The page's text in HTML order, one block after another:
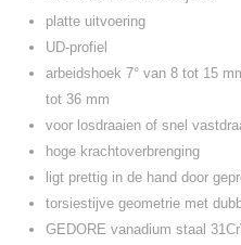
0,16 Kg
Afmetingen (l,b,h)
22 x 3,50 x 1 cm
platte uitvoering
UD-profiel
arbeidshoek 7° van 8 tot 15
tot 36 mm
voor losdraaien of snel
hoge krachtoverbrenging
ligt prettig in de hand door
torsiestijve geometrie met
GEDORE vanadium staal